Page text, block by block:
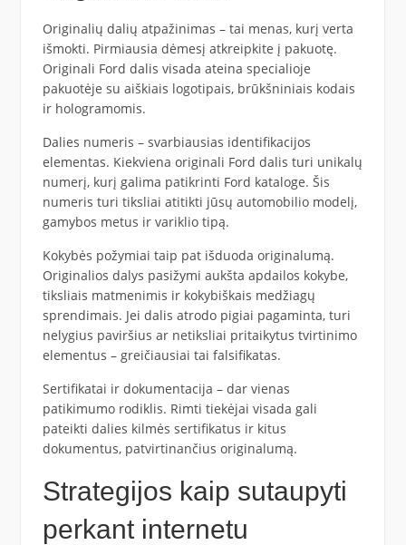
Originalių dalių atpažinimas – tai menas, kurį verta
išmokti. Pirmiausia dėmesį atkreipkite į pakuotę.
Originali Ford dalis visada ateina specialioje
pakuotėje su aiškiais logotipais, brūkšniniais kodais
ir hologramomis.
Dalies numeris – svarbiausias identifikacijos
elementas. Kiekviena originali Ford dalis turi unikalų
numerį, kurį galima patikrinti Ford kataloge. Šis
numeris turi tiksliai atitikti jūsų automobilio modelį,
gamybos metus ir variklio tipą.
Kokybės požymiai taip pat išduoda originalumą.
Originalios dalys pasižymi aukšta apdailos kokybe,
tiksliais matmenimis ir kokybiškais medžiagų
sprendimais. Jei dalis atrodo pigiai pagaminta, turi
nelygius paviršius ar netiksliai pritaikytus tvirtinimo
elementus – greičiausiai tai falsifikatas.
Sertifikatai ir dokumentacija – dar vienas
patikimumo rodiklis. Rimti tiekėjai visada gali
pateikti dalies kilmės sertifikatus ir kitus
dokumentus, patvirtinančius originalumą.
Strategijos kaip sutaupyti
perkant internetu